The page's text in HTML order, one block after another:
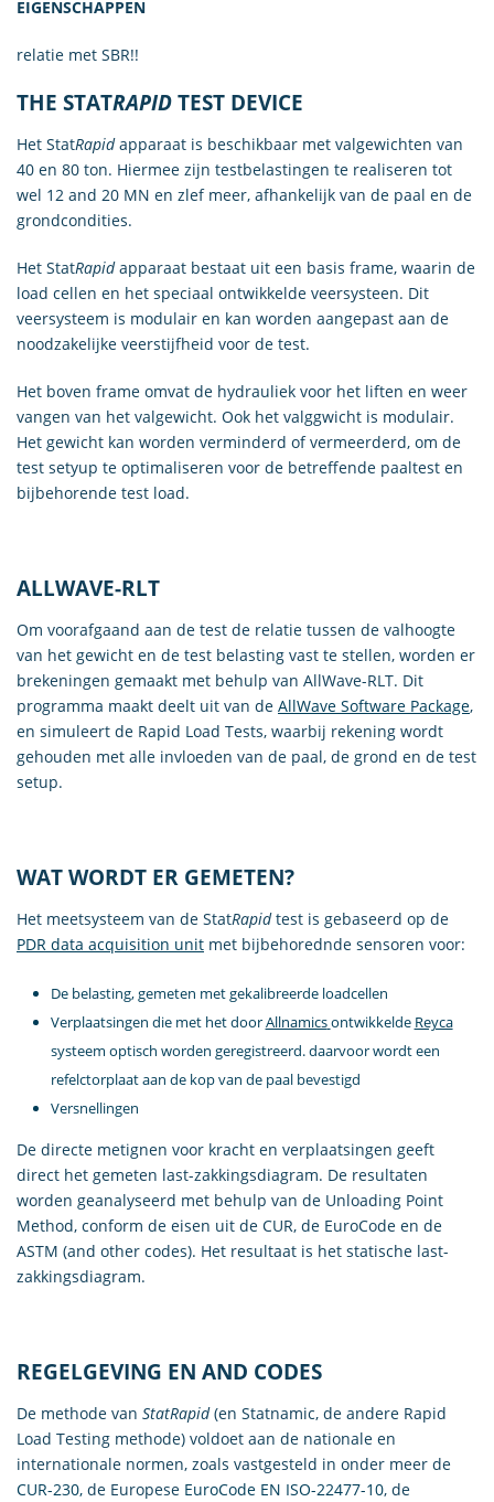
EIGENSCHAPPEN
relatie met SBR!!
THE STATRAPIDTEST DEVICE
Het StatRapidapparaat is beschikbaar met valgewichten van
40 en 80 ton. Hiermee zijn testbelastingen te realiseren tot
wel 12 and 20 MN en zlef meer, afhankelijk van de paal en de
grondcondities.
Het StatRapidapparaat bestaat uit een basis frame, waarin de
load cellen en het speciaal ontwikkelde veersysteen. Dit
veersysteem is modulair en kan worden aangepast aan de
noodzakelijke veerstijfheid voor de test.
Het boven frame omvat de hydrauliek voor het liften en weer
vangen van het valgewicht. Ook het valggwicht is modulair.
Het gewicht kan worden verminderd of vermeerderd, om de
test setyup te optimaliseren voor de betreffende paaltest en
bijbehorende test load.
ALLWAVE-RLT
Om voorafgaand aan de test de relatie tussen de valhoogte
van het gewicht en de test belasting vast te stellen, worden er
brekeningen gemaakt met behulp van AllWave-RLT. Dit
programma maakt deelt uit van de AllWave Software Package,
en simuleert de Rapid Load Tests, waarbij rekening wordt
gehouden met alle invloeden van de paal, de grond en de test
setup.
WAT WORDT ER GEMETEN?
Het meetsysteem van de StatRapidtest is gebaseerd op de
PDR data acquisition unit met bijbehorednde sensoren voor:
De belasting, gemeten met gekalibreerde loadcellen
Verplaatsingen die met het doorAllnamicsontwikkelde Reyca
systeem optisch worden geregistreerd. daarvoor wordt een
refelctorplaat aan de kop van de paal bevestigd
Versnellingen
De directe metignen voor kracht en verplaatsingen geeft
direct het gemeten last-zakkingsdiagram. De resultaten
worden geanalyseerd met behulp van de Unloading Point
Method, conform de eisen uit de CUR, de EuroCode en de
ASTM (and other codes). Het resultaat is het statische last-
zakkingsdiagram.
REGELGEVING EN AND CODES
De methode van StatRapid(en Statnamic, de andere Rapid
Load Testing methode) voldoet aan de nationale en
internationale normen, zoals vastgesteld in onder meer de
CUR-230, de Europese EuroCode EN ISO-22477-10, de